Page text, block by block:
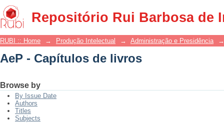
Repositório Rui Barbosa de
AeP - Capítulos de livros
RUBI :: Home → Produção Intelectual → Administração e Presidência →
AeP - Capítulos de livros
Browse by
By Issue Date
Authors
Titles
Subjects